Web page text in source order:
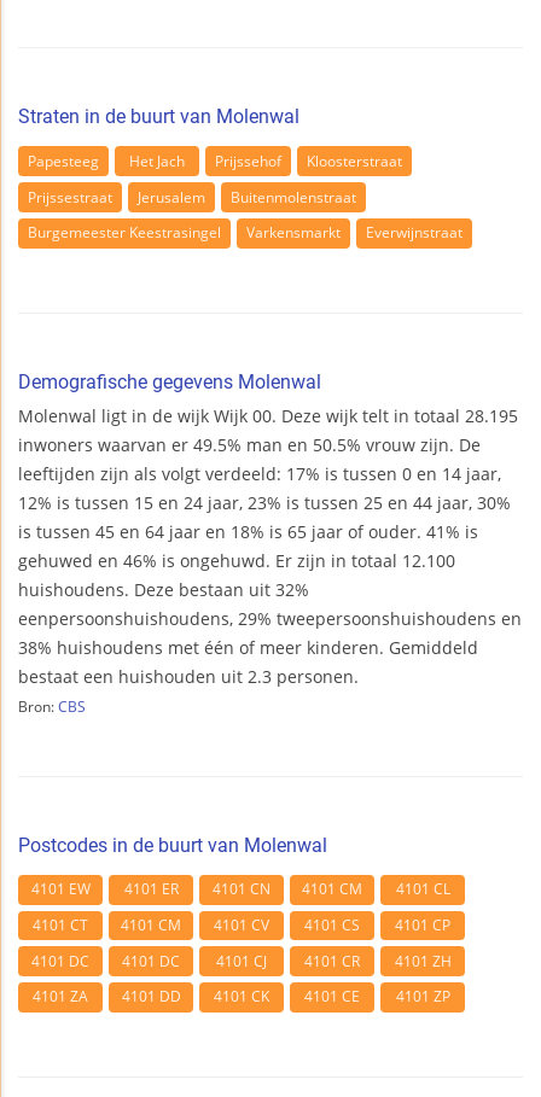
Straten in de buurt van Molenwal
Papesteeg Het Jach Prijssehof
Kloosterstraat
Prijssestraat
Jerusalem
Buitenmolenstraat
Burgemeester Keestrasingel
Varkensmarkt Everwijnstraat
Demografische gegevens Molenwal
Molenwal ligt in de wijk Wijk 00. Deze wijk telt in totaal 28.195
inwoners waarvan er 49.5% man en 50.5% vrouw zijn. De
leeftijden zijn als volgt verdeeld: 17% is tussen 0 en 14 jaar,
12% is tussen 15 en 24 jaar, 23% is tussen 25 en 44 jaar, 30%
is tussen 45 en 64 jaar en 18% is 65 jaar of ouder. 41% is
gehuwed en 46% is ongehuwd. Er zijn in totaal 12.100
huishoudens. Deze bestaan uit 32%
eenpersoonshuishoudens, 29% tweepersoonshuishoudens en
38% huishoudens met één of meer kinderen. Gemiddeld
bestaat een huishouden uit 2.3 personen.
Bron: CBS
Postcodes in de buurt van Molenwal
4101 EW 4101 ER 4101 CN 4101 CM
4101 CL
4101 CT
4101 CM 4101 CV 4101 CS
4101 CP
4101 DC
4101 DC 4101 CJ 4101 CR
4101 ZH
4101 ZA
4101 DD 4101 CK 4101 CE 4101 ZP